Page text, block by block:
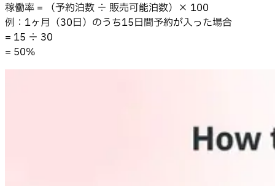
稼働率 = （予約泊数 ÷ 販売可能泊数）× 100
例：1ヶ月（30日）のうち15日間予約が入った場合
= 15 ÷ 30
= 50%